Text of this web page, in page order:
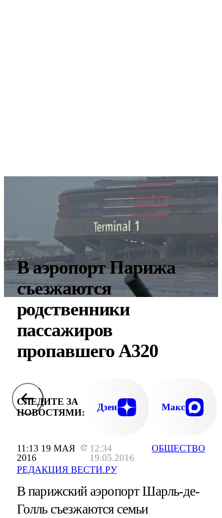
11:13 19 МАЯ
2016
12:34
19.05.2016
РЕДАКЦИЯ ВЕСТИ.РУ
ОБЩЕСТВО
В аэропорт Парижа
съезжаются
родственники
пассажиров
пропавшего А320
СЛЕДИТЕ ЗА
НОВОСТЯМИ:
Дзен Макс
В парижский аэропорт Шарль-де-
Голль съезжаются семьи